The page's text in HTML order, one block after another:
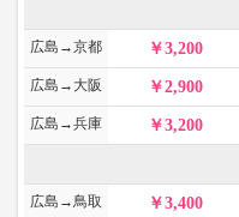
広島→京都 3,200
広島→大阪 2,900
広島→兵庫 3,200
広島→鳥取 3,400